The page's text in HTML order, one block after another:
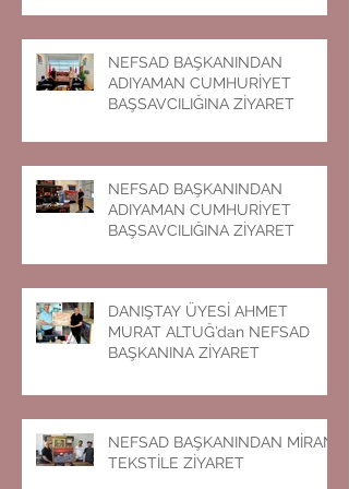
NEFSAD BAŞKANINDAN
ADIYAMAN CUMHURİYET
BAŞSAVCILIĞINA ZİYARET
NEFSAD BAŞKANINDAN
ADIYAMAN CUMHURİYET
BAŞSAVCILIĞINA ZİYARET
DANIŞTAY ÜYESİ AHMET
MURAT ALTUĞ’dan NEFSAD
BAŞKANINA ZİYARET
NEFSAD BAŞKANINDAN MİRAN
TEKSTİLE ZİYARET